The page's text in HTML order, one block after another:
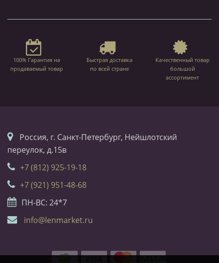
100% Гарантия на
продаваемый товар
Быстрая доставка
по всей стране
Качественный товар
большой
ассортимент
Россия, г. Санкт-Петербург, Нейшлотский
переулок, д.15в
+7 (812) 925-19-18
+7 (921) 951-48-68
ПН-ВС: 24*7
info@lenmarket.ru